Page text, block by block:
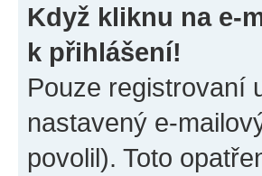
Když kliknu na e-
k přihlášení!
Pouze registrovaní
nastavený e-
povolil). Toto